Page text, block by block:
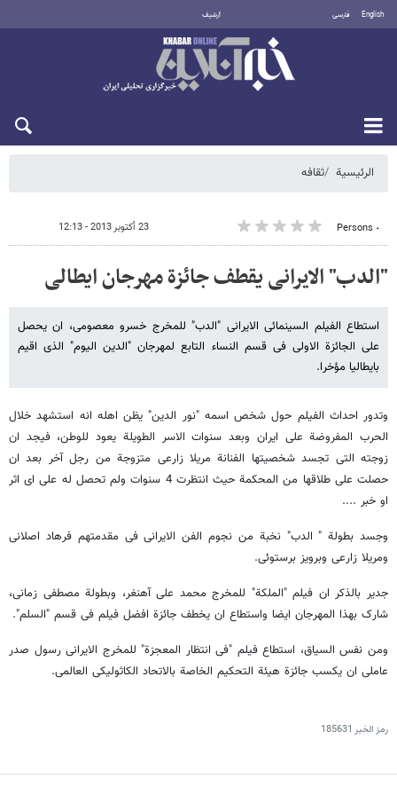
English فارسی أرشيف
الرئيسية ثقافه
٠ Persons 23 أكتوبر 2013 - 12:13
"الدب" الایرانی یقطف جائزة مهرجان ایطالی
استطاع الفیلم السینمائی الایرانی "الدب" للمخرج خسرو معصومی، ان یحصل
على الجائزة الاولى فی قسم النساء التابع لمهرجان "الدین الیوم" الذی اقیم
بایطالیا مؤخرا.
وتدور احداث الفیلم حول شخص اسمه "نور الدین" یظن اهله انه استشهد خلال
الحرب المفروضة على ایران وبعد سنوات الاسر الطویلة یعود للوطن، فیجد ان
زوجته التی تجسد شخصیتها الفنانة مریلا زارعی متزوجة من رجل آخر بعد ان
حصلت على طلاقها من المحکمة حیث انتظرت 4 سنوات ولم تحصل له على ای اثر
او خبر ....
وجسد بطولة " الدب" نخبة من نجوم الفن الایرانی فی مقدمتهم فرهاد اصلانی
ومریلا زارعی وبرویز برستوئی.
جدیر بالذکر ان فیلم "الملکة" للمخرج محمد علی آهنغر، وبطولة مصطفى زمانی،
شارک بهذا المهرجان ایضا واستطاع ان یخطف جائزة افضل فیلم فی قسم "السلم".
ومن نفس السیاق، استطاع فیلم "فی انتظار المعجزة" للمخرج الایرانی رسول صدر
عاملی ان یکسب جائزة هیئة التحکیم الخاصة بالاتحاد الکاثولیکی العالمی.
رمز الخبر 185631